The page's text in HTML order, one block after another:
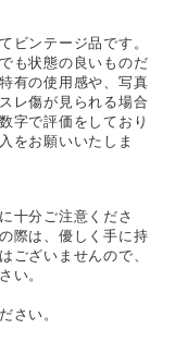
ビンテージ品です。
も状態の良いものだ
有の使用感や、写真
レ傷が見られる場合
字で評価をしており
をお願いいたしま
十分ご注意くださ
際は、優しく手に持
ございませんので、
い。
さい。